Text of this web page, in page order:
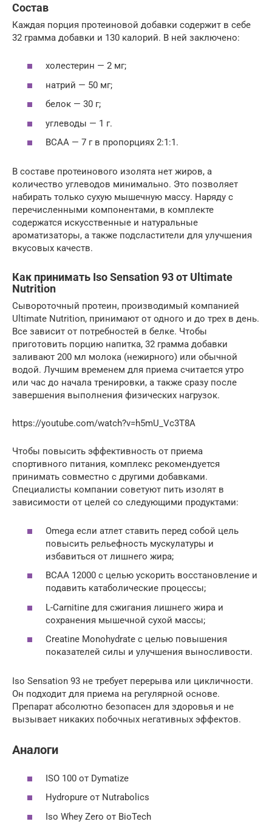
Состав
Каждая порция протеиновой добавки содержит в себе
32 грамма добавки и 130 калорий. В ней заключено:
холестерин — 2 мг;
натрий — 50 мг;
белок — 30 г;
углеводы — 1 г.
BCAA — 7 г в пропорциях 2:1:1.
В составе протеинового изолята нет жиров, а
количество углеводов минимально. Это позволяет
набирать только сухую мышечную массу. Наряду с
перечисленными компонентами, в комплекте
содержатся искусственные и натуральные
ароматизаторы, а также подсластители для улучшения
вкусовых качеств.
Как принимать Iso Sensation 93 от Ultimate
Nutrition
Сывороточный протеин, производимый компанией
Ultimate Nutrition, принимают от одного и до трех в день.
Все зависит от потребностей в белке. Чтобы
приготовить порцию напитка, 32 грамма добавки
заливают 200 мл молока (нежирного) или обычной
водой. Лучшим временем для приема считается утро
или час до начала тренировки, а также сразу после
завершения выполнения физических нагрузок.
https://youtube.com/watch?v=h5mU_Vc3T8A
Чтобы повысить эффективность от приема
спортивного питания, комплекс рекомендуется
принимать совместно с другими добавками.
Специалисты компании советуют пить изолят в
зависимости от целей со следующими продуктами:
Omega если атлет ставить перед собой цель
повысить рельефность мускулатуры и
избавиться от лишнего жира;
BCAA 12000 с целью ускорить восстановление и
подавить катаболические процессы;
L-Carnitine для сжигания лишнего жира и
сохранения мышечной сухой массы;
Creatine Monohydrate с целью повышения
показателей силы и улучшения выносливости.
Iso Sensation 93 не требует перерыва или цикличности.
Он подходит для приема на регулярной основе.
Препарат абсолютно безопасен для здоровья и не
вызывает никаких побочных негативных эффектов.
Аналоги
ISO 100 от Dymatize
Hydropure от Nutrabolics
Iso Whey Zero от BioTech